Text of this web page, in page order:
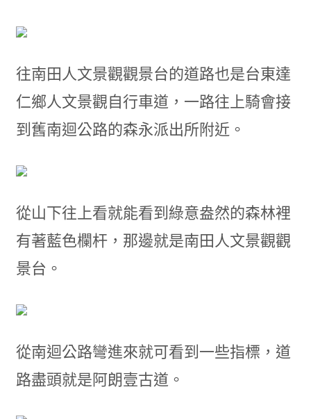
往南田人文景觀觀景台的道路也是台東達
仁鄉人文景觀自行車道，一路往上騎會接
到舊南迴公路的森永派出所附近。
從山下往上看就能看到綠意盎然的森林裡
有著藍色欄杆，那邊就是南田人文景觀觀
景台。
從南迴公路彎進來就可看到一些指標，道
路盡頭就是阿朗壹古道。